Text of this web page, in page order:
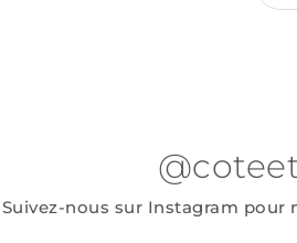
Suivez-nous sur Instagram pour